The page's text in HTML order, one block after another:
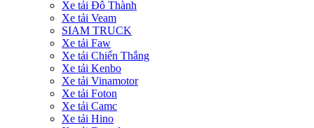
Xe tải Đô Thành
Xe tải Veam
SIAM TRUCK
Xe tải Faw
Xe tải Chiến Thắng
Xe tải Kenbo
Xe tải Vinamotor
Xe tải Foton
Xe tải Camc
Xe tải Hino